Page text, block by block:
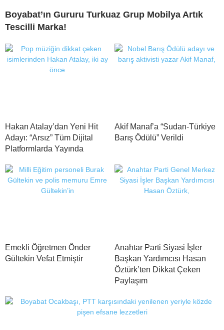
Boyabat’ın Gururu Turkuaz Grup Mobilya Artık
Tescilli Marka!
Hakan Atalay’dan Yeni Hit
Adayı: “Arsız” Tüm Dijital
Platformlarda Yayında
Akif Manaf’a “Sudan-Türkiye
Barış Ödülü” Verildi
Emekli Öğretmen Ônder
Gültekin Vefat Etmiştir
Anahtar Parti Siyasi İşler
Başkan Yardımcısı Hasan
Öztürk’ten Dikkat Çeken
Paylaşım